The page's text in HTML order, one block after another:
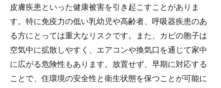
皮膚疾患といった健康被害を引き起こすことがありま
す。特に免疫力の低い乳幼児や高齢者、呼吸器疾患のあ
る方にとっては重大なリスクです。また、カビの胞子は
空気中に拡散しやすく、エアコンや換気口を通じて家中
に広がる危険性もあります。放置せず、早期に対応する
ことで、住環境の安全性と衛生状態を保つことが可能に